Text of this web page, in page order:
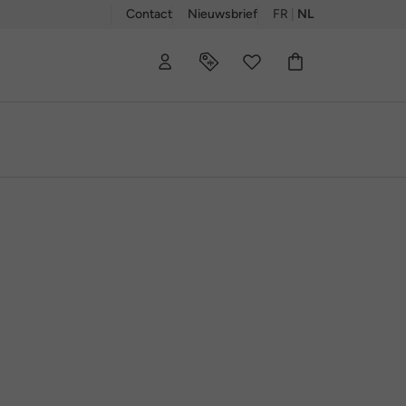
Contact Nieuwsbrief FR NL